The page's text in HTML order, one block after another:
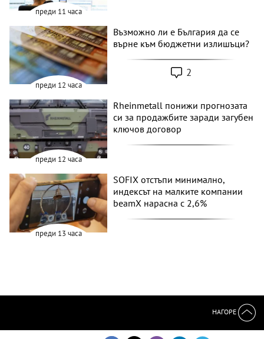
преди 11 часа
преди 12 часа
Възможно ли е България да се
върне към бюджетни излишъци?
2
преди 12 часа
Rheinmetall понижи прогнозата
си за продажбите заради загубен
ключов договор
преди 13 часа
SOFIX отстъпи минимално,
индексът на малките компании
beamX нарасна с 2,6%
НАГОРЕ